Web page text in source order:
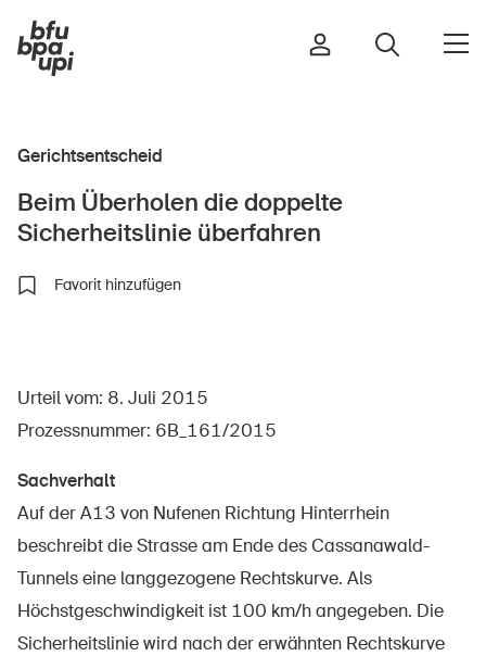
Strasse & Verkehr
Sport & Bewegung
Gebäude & Anlagen
Im Unternehmen
Über die BFU
Medien
Gerichtsentscheid
Beim Überholen die doppelte
Sicherheitslinie überfahren
Favorit hinzufügen
Urteil vom: 8. Juli 2015
Prozessnummer: 6B_161/2015
Sachverhalt
Auf der A13 von Nufenen Richtung Hinterrhein
beschreibt die Strasse am Ende des Cassanawald-
Tunnels eine langgezogene Rechtskurve. Als
Höchstgeschwindigkeit ist 100 km/h angegeben. Die
Sicherheitslinie wird nach der erwähnten Rechtskurve